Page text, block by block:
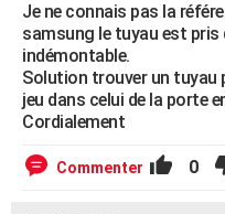
Je ne connais pas la
samsung le tuyau est
indémontable.
Solution trouver un tuyau
jeu dans celui de la porte
Cordialement
Commenter 0